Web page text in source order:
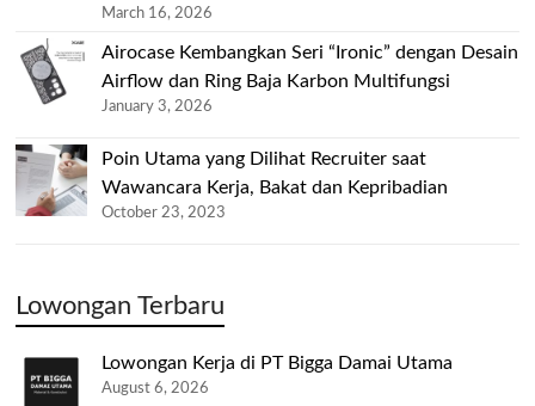
March 16, 2026
Airocase Kembangkan Seri “Ironic” dengan Desain
Airflow dan Ring Baja Karbon Multifungsi
January 3, 2026
Poin Utama yang Dilihat Recruiter saat
Wawancara Kerja, Bakat dan Kepribadian
October 23, 2023
Lowongan Terbaru
Lowongan Kerja di PT Bigga Damai Utama
August 6, 2026